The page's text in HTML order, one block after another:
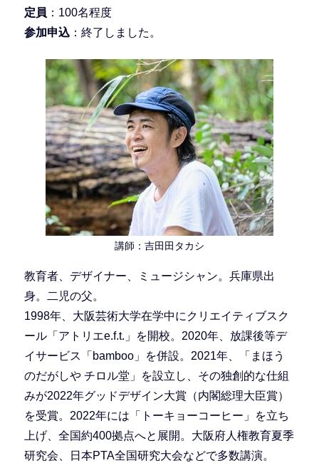
定員 ：100名程度
参加申込：終了しました。
講師：吉田田タカシ
教育者、デザイナー、ミュージシャン。兵庫県出
身。二児の父。
1998年、大阪芸術大学在学中にクリエイティブスク
ール「アトリエe.f.t.」を開校。2020年、放課後等デ
イサービス「bamboo」を併設。2021年、「まほう
のだがしや チロル堂」を設立し、その独創的な仕組
みが2022年グッドデザイン大賞（内閣総理大臣賞）
を受賞。2022年には「トーキョーコーヒー」を立ち
上げ、全国約400拠点へと展開。大阪府人権教育夏季
研究会、日本PTA全国研究大会などで多数講演。